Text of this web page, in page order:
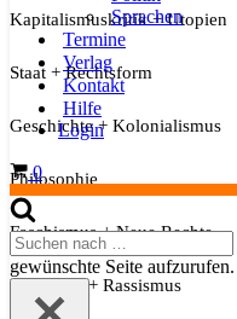
Sprachen
Termine
Verlag
Kontakt
Hilfe
Login
Warenkorb
0
Suchen
nach …
gewünschte Seite
Kapitalismuskritik + Utopien
Staat + Rechtsform
Geschichte + Kolonialismus
Philosophie
Faschismus + Neue Rechte
Migration + Rassismus